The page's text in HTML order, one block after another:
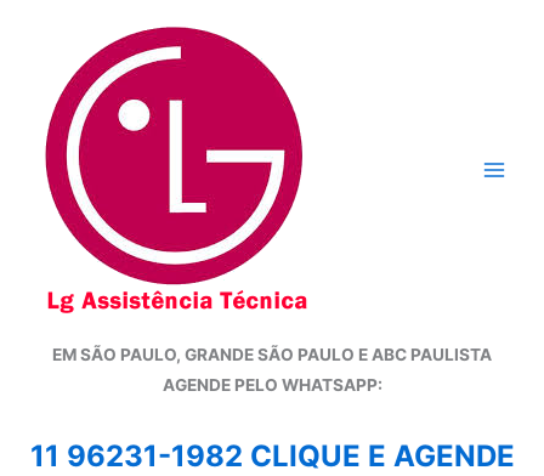
conteúdo
EM SÃO PAULO, GRANDE SÃO PAULO E ABC PAULISTA
AGENDE PELO WHATSAPP:
11 96231-1982 CLIQUE E AGENDE